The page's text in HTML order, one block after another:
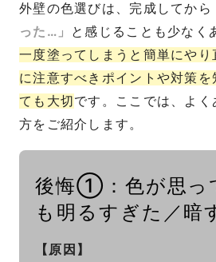
外壁の色選びは、完成してから
った…」 と感じることも少なく
一度塗ってしまうと簡単にや
に注意すべきポイントや対策を
ても大切 です。ここでは、よ
方をご紹介します。
後悔①：色が思っ
も明るすぎた／暗
【原因】